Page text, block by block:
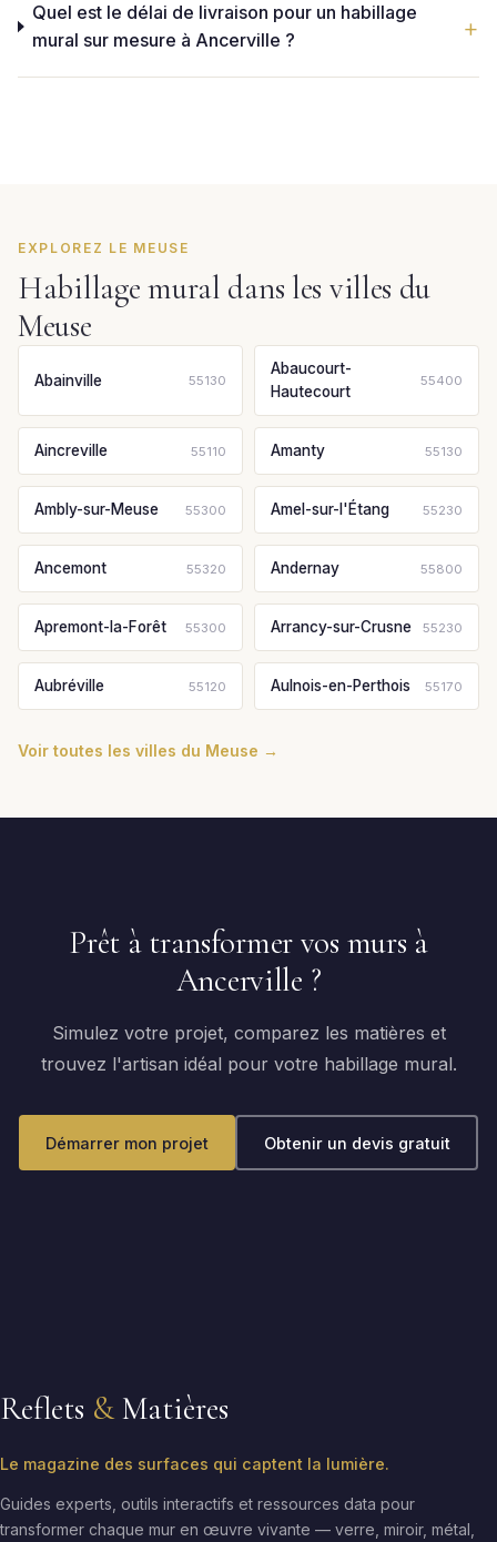
Quel est le délai de livraison pour un habillage
mural sur mesure à Ancerville ?
EXPLOREZ LE MEUSE
Habillage mural dans les villes du
Meuse
Abainville 55130
Abaucourt-
Hautecourt
55400
Aincreville 55110 Amanty 55130
Ambly-sur-Meuse 55300 Amel-sur-l'Étang 55230
Ancemont 55320 Andernay 55800
Apremont-la-Forêt 55300 Arrancy-sur-Crusne 55230
Aubréville 55120 Aulnois-en-Perthois 55170
Voir toutes les villes du Meuse →
Prêt à transformer vos murs à
Ancerville ?
Simulez votre projet, comparez les matières et
trouvez l'artisan idéal pour votre habillage mural.
Démarrer mon projet Obtenir un devis gratuit
Reflets & Matières
Le magazine des surfaces qui captent la lumière.
Guides experts, outils interactifs et ressources data pour
transformer chaque mur en œuvre vivante — verre, miroir, métal,